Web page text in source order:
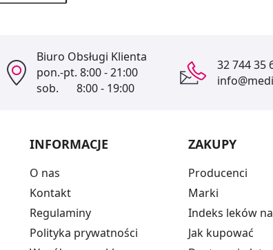
Biuro Obsługi Klienta
pon.-pt. 8:00 - 21:00
sob.
8:00 - 19:00
32 744 35
INFORMACJE
O nas
Kontakt
Regulaminy
Polityka prywatności
ZAKUPY
Producenci
Marki
Indeks leków
Jak kupować